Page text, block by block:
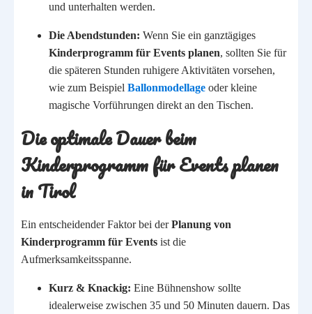
und unterhalten werden.
Die Abendstunden: Wenn Sie ein ganztägiges
Kinderprogramm für Events planen, sollten Sie für
die späteren Stunden ruhigere Aktivitäten vorsehen,
wie zum Beispiel Ballonmodellage oder kleine
magische Vorführungen direkt an den Tischen.
Die optimale Dauer beim
Kinderprogramm für Events planen
in Tirol
Ein entscheidender Faktor bei derPlanung von
Kinderprogramm für Events ist die
Aufmerksamkeitsspanne.
Kurz & Knackig: Eine Bühnenshow sollte
idealerweise zwischen 35 und 50 Minuten dauern. Das